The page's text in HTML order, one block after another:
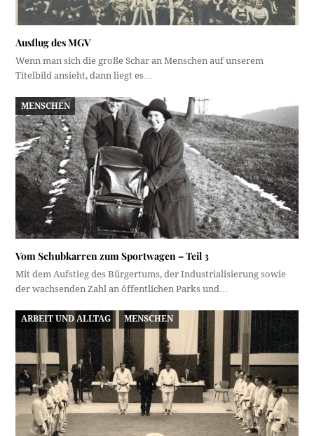
Ausflug des MGV
Wenn man sich die große Schar an Menschen auf unserem
Titelbild ansieht, dann liegt es…
MENSCHEN
Vom Schubkarren zum Sportwagen – Teil 3
Mit dem Aufstieg des Bürgertums, der Industrialisierung sowie
der wachsenden Zahl an öffentlichen Parks und…
ARBEIT UND ALLTAG MENSCHEN